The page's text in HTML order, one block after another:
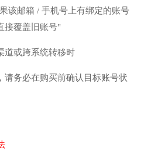
该邮箱 / 手机号上有绑定的账号
接覆盖旧账号"
道或跨系统转移时
请务必在购买前确认目标账号状